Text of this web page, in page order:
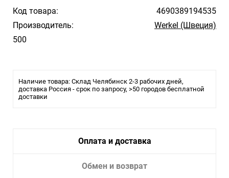
Код товара:
4690389194535
Производитель:
Werkel (Швеция)
500
Наличие товара: Склад Челябинск 2-3 рабочих дней,
доставка Россия - срок по запросу, >50 городов бесплатной
доставки
Оплата и доставка
Обмен и возврат